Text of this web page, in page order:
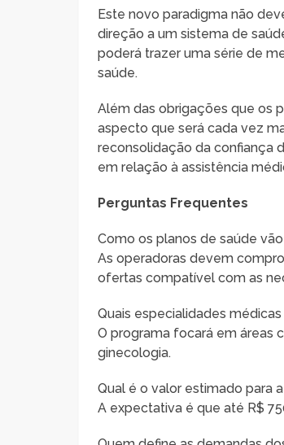
Este novo paradigma não
direção a um sistema de
poderá trazer uma série de
saúde.
Além das obrigações que os
aspecto que será cada vez
reconsolidação da confiança
em relação à assistência
Perguntas Frequentes
Como os planos de saúde
As operadoras devem
ofertas compatível com as
Quais especialidades
O programa focará em áreas
ginecologia.
Qual é o valor estimado para
A expectativa é que até R$